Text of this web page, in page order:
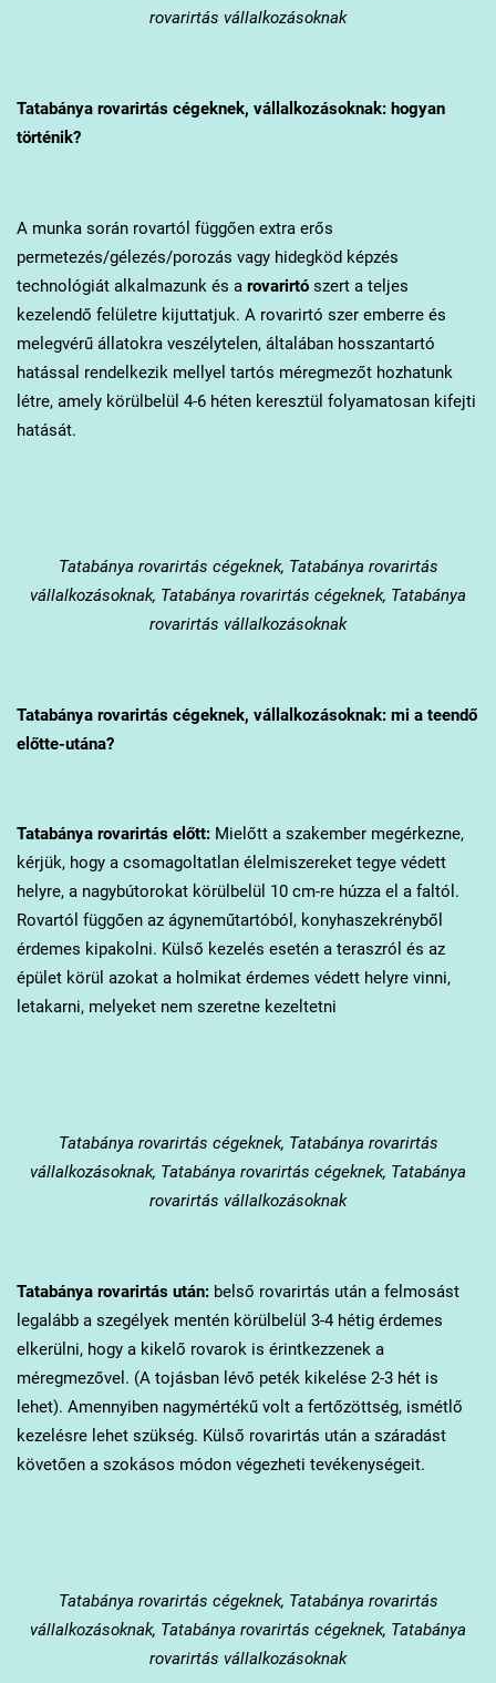
rovarirtás vállalkozásoknak
Tatabányarovarirtás cégeknek, vállalkozásoknak: hogyan
történik?
A munka során rovartól függően extra erős
permetezés/gélezés/porozás vagy hidegköd képzés
technológiát alkalmazunk és a rovarirtószert a teljes
kezelendő felületre kijuttatjuk. A rovarirtó szer emberre és
melegvérű állatokra veszélytelen, általában hosszantartó
hatással rendelkezik mellyel tartós méregmezőt hozhatunk
létre, amely körülbelül 4-6 héten keresztül folyamatosan kifejti
hatását.
Tatabánya rovarirtás cégeknek, Tatabánya rovarirtás
vállalkozásoknak, Tatabánya rovarirtás cégeknek, Tatabánya
rovarirtás vállalkozásoknak
Tatabányarovarirtás cégeknek, vállalkozásoknak: mi a teendő
előtte-utána?
Tatabányarovarirtás előtt:Mielőtt a szakember megérkezne,
kérjük, hogy a csomagoltatlan élelmiszereket tegye védett
helyre, a nagybútorokat körülbelül 10 cm-re húzza el a faltól.
Rovartól függően az ágyneműtartóból, konyhaszekrényből
érdemes kipakolni. Külső kezelés esetén a teraszról és az
épület körül azokat a holmikat érdemes védett helyre vinni,
letakarni, melyeket nem szeretne kezeltetni
Tatabánya rovarirtás cégeknek, Tatabánya rovarirtás
vállalkozásoknak, Tatabánya rovarirtás cégeknek, Tatabánya
rovarirtás vállalkozásoknak
Tatabányarovarirtás után:belső rovarirtás után a felmosást
legalább a szegélyek mentén körülbelül 3-4 hétig érdemes
elkerülni, hogy a kikelő rovarok is érintkezzenek a
méregmezővel. (A tojásban lévő peték kikelése 2-3 hét is
lehet). Amennyiben nagymértékű volt a fertőzöttség, ismétlő
kezelésre lehet szükség. Külső rovarirtás után a száradást
követően a szokásos módon végezheti tevékenységeit.
Tatabánya rovarirtás cégeknek, Tatabánya rovarirtás
vállalkozásoknak, Tatabánya rovarirtás cégeknek, Tatabánya
rovarirtás vállalkozásoknak